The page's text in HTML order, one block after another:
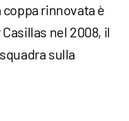
rinnovata è
nel 2008, il
sulla